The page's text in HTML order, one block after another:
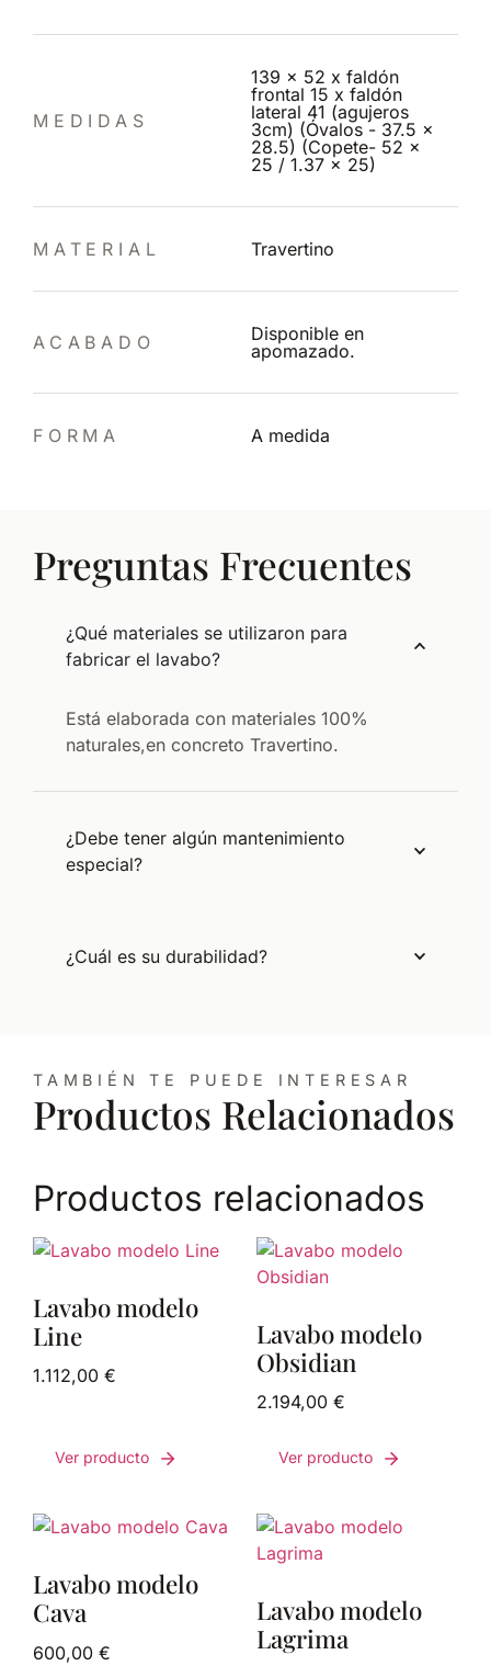
MEDIDAS
139 x 52 x faldón
frontal 15 x faldón
lateral 41 (agujeros
3cm) (Óvalos - 37.5 x
28.5) (Copete- 52 x
25 / 1.37 x 25)
MATERIAL Travertino
ACABADO
Disponible en
apomazado.
FORMA A medida
Preguntas Frecuentes
¿Qué materiales se utilizaron para
fabricar el lavabo?
Está elaborada con materiales 100%
naturales,en concreto Travertino.
¿Debe tener algún mantenimiento
especial?
¿Cuál es su durabilidad?
TAMBIÉN TE PUEDE INTERESAR
Productos Relacionados
Productos relacionados
Lavabo modelo
Line
1.112,00 €
Ver producto
Lavabo modelo
Obsidian
2.194,00 €
Ver producto
Lavabo modelo
Cava
600,00 €
Lavabo modelo
Lagrima